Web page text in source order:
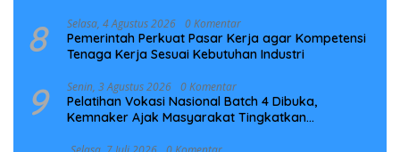
8 Selasa, 4 Agustus 2026 0 Komentar
Pemerintah Perkuat Pasar Kerja agar Kompetensi
Tenaga Kerja Sesuai Kebutuhan Industri
9 Senin, 3 Agustus 2026 0 Komentar
Pelatihan Vokasi Nasional Batch 4 Dibuka,
Kemnaker Ajak Masyarakat Tingkatkan